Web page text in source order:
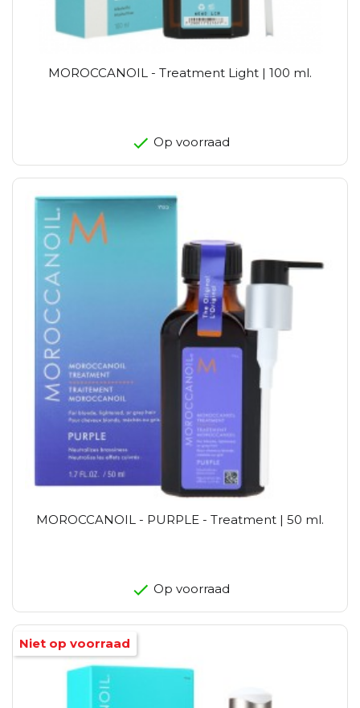
MOROCCANOIL - Treatment Light | 100 ml.
Op voorraad
MOROCCANOIL - PURPLE - Treatment | 50 ml.
Op voorraad
Niet op voorraad